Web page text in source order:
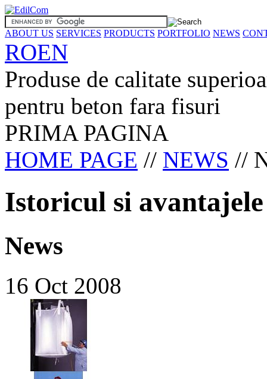
ABOUT US SERVICES PRODUCTS PORTFOLIO NEWS
ROEN
Produse de calitate
pentru beton fara fisuri
PRIMA PAGINA
HOME PAGE // NEWS //
Istoricul si
News
16 Oct 2008